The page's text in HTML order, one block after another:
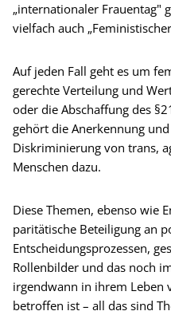
„internationaler Frauentag"
vielfach auch
Auf jeden Fall geht es um
gerechte Verteilung und
oder die Abschaffung des
gehört die Anerkennung
Diskriminierung von trans,
Menschen dazu.
Diese Themen, ebenso wie
paritätische Beteiligung an
Entscheidungsprozessen,
Rollenbilder und das noch
irgendwann in ihrem Leben
betroffen ist – all das sind